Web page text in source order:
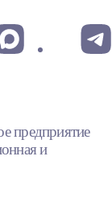
предприятие
и